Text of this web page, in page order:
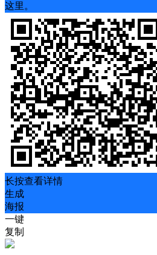
这里。
长按查看详情
生成
海报
一键
复制